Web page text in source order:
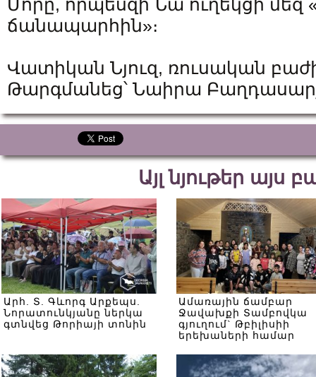
Մորը, որպեսզի Նա ուղեկցի
ճանապարհին»։
Վատիկան Նյուզ, ռուսական
Թարգմանեց՝ Նաիրա
Այլ նյութեր այս
Արհ. Տ. Գևորգ Արքեպս.
Նորատունկյանը ներկա
գտնվեց Թորիայի տոնին
Ամառային ճամբար
Ջավախքի Տամբովկա
գյուղում` Թբիլիսիի
երեխաների համար